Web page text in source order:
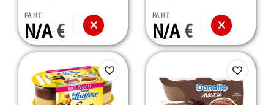
PA HT
N/A
PA HT
N/A